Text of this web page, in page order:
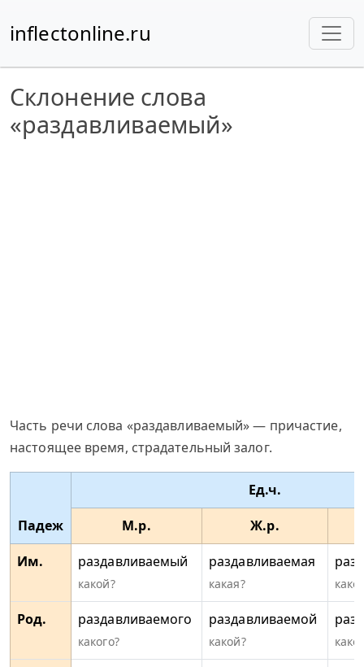
inflectonline.ru
Склонение слова
«раздавливаемый»
Часть речи слова «раздавливаемый» — причастие,
настоящее время, страдательный залог.
Падеж
Ед.ч.
М.р.
Ж.р.
Им.
раздавливаемый
какой?
раздавливаемая
какая?
Род. раздавливаемого
какого?
раздавливаемой
какой?